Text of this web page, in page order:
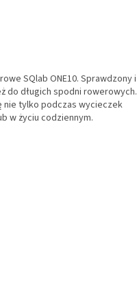
SQlab ONE10. Sprawdzony i
do długich spodni rowerowych.
nie tylko podczas wycieczek
w życiu codziennym.